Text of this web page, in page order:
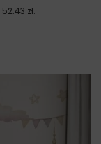
52.43 zł.